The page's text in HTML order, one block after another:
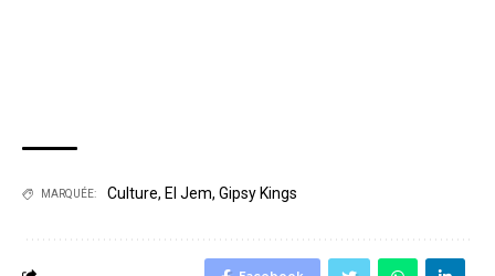
MARQUÉE: Culture, El Jem, Gipsy Kings